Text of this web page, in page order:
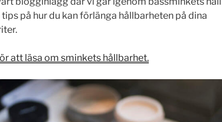
på hur du kan förlänga hållbarheten på dina
att läsa om sminkets hållbarhet.